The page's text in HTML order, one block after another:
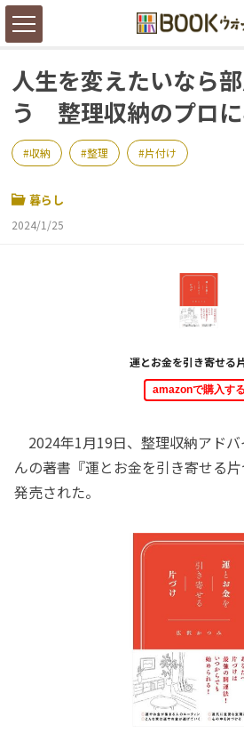
人生を変えたいなら
う 整理収納のプロ
収納 整理 片付け
暮らし
2024/1/25
運とお金を引き寄せる
amazonで購入する
2024年1月19日、整理収納アド
んの著書『運とお金を引き寄せる
発売された。